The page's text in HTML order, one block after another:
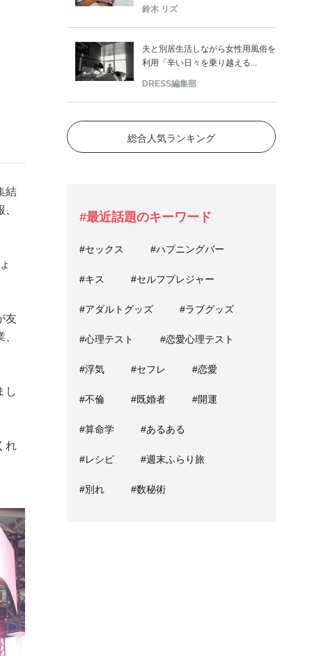
結
友
し
れ
鈴木 リズ
夫と別居生活しながら女性用風俗を
利用「辛い日々を乗り越える...
DRESS編集部
総合人気ランキング
#最近話題のキーワード
#セックス #ハプニングバー
#キス #セルフプレジャー
#アダルトグッズ #ラブグッズ
#心理テスト #恋愛心理テスト
#浮気 #セフレ #恋愛
#不倫 #既婚者 #開運
#算命学 #あるある
#レシピ #週末ふらり旅
#別れ #数秘術